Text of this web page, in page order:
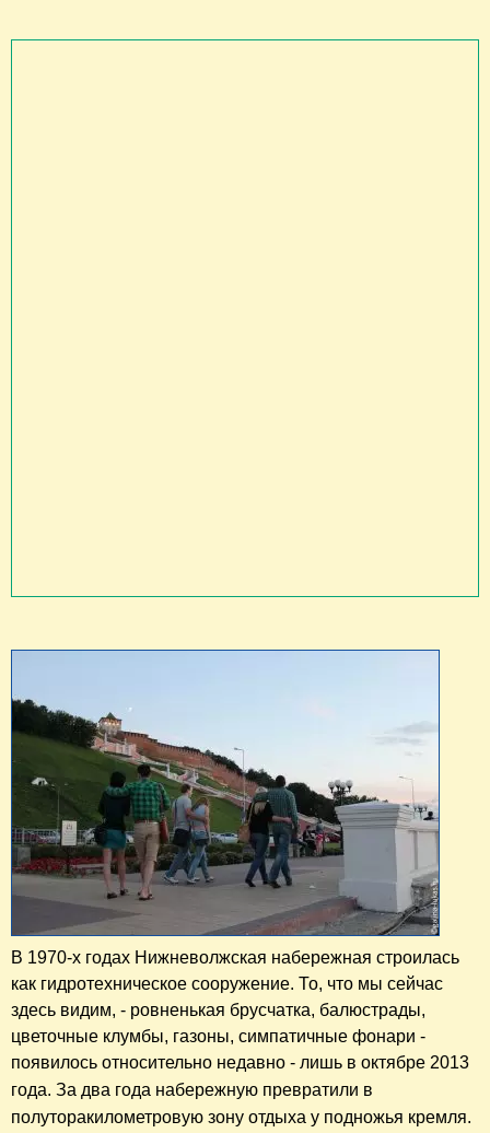
В 1970-х годах Нижневолжская набережная строилась
как гидротехническое сооружение. То, что мы сейчас
здесь видим, - ровненькая брусчатка, балюстрады,
цветочные клумбы, газоны, симпатичные фонари -
появилось относительно недавно - лишь в октябре 2013
года. За два года набережную превратили в
полуторакилометровую зону отдыха у подножья кремля.